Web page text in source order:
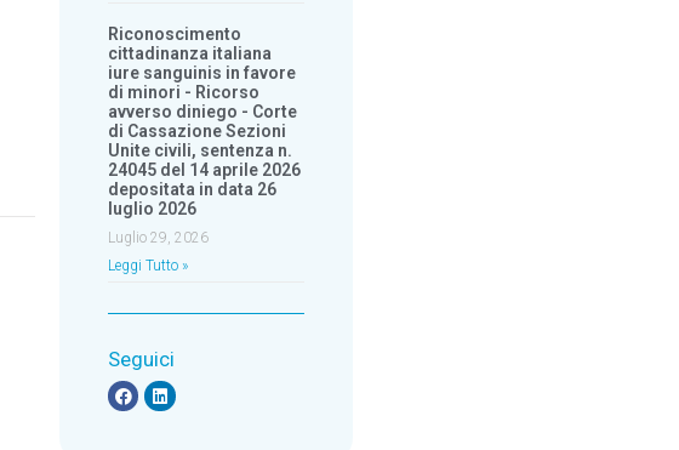
Riconoscimento
cittadinanza italiana
iure sanguinis in favore
di minori - Ricorso
avverso diniego - Corte
di Cassazione Sezioni
Unite civili, sentenza n.
24045 del 14 aprile 2026
depositata in data 26
luglio 2026
Luglio 29, 2026
Leggi Tutto »
Seguici